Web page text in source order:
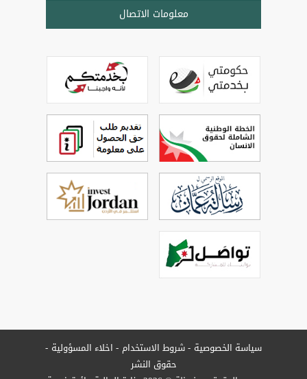
معلومات الاتصال
سياسة الخصوصية شروط الاستخدام اخلاء المسؤولية
حقوق النشر